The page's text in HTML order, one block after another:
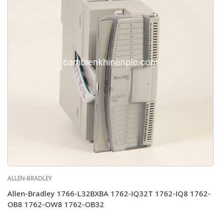
ALLEN-BRADLEY
Allen-Bradley 1766-L32BXBA 1762-IQ32T 1762-IQ8 1762-
OB8 1762-OW8 1762-OB32